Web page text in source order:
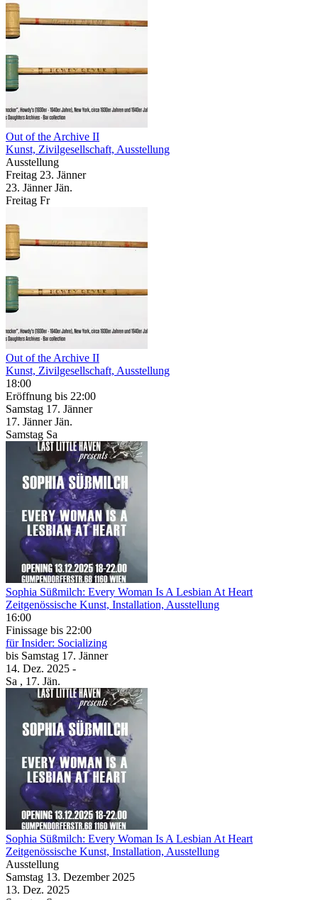
Out of the Archive II
Kunst, Zivilgesellschaft, Ausstellung
Ausstellung
Freitag 23. Jänner
23. Jänner Jän.
Freitag Fr
Out of the Archive II
Kunst, Zivilgesellschaft, Ausstellung
18:00
Eröffnung bis 22:00
Samstag 17. Jänner
17. Jänner Jän.
Samstag Sa
Sophia Süßmilch: Every Woman Is A Lesbian At Heart
Zeitgenössische Kunst, Installation, Ausstellung
16:00
Finissage bis 22:00
für Insider: Socializing
bis Samstag 17. Jänner
14. Dez. 2025 -
Sa , 17. Jän.
Sophia Süßmilch: Every Woman Is A Lesbian At Heart
Zeitgenössische Kunst, Installation, Ausstellung
Ausstellung
Samstag 13. Dezember 2025
13. Dez. 2025